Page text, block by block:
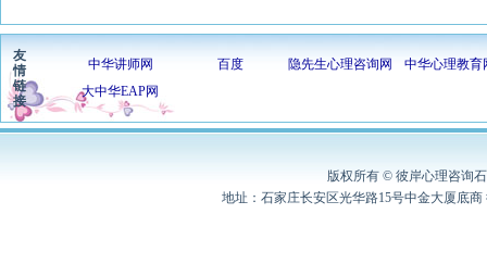
友
情
链
接
中华讲师网 百度 隐先生心理咨询网
中华心理教育
大中华EAP网
版权所有 © 彼岸心理咨询
地址：石家庄长安区光华路15号中金大厦底